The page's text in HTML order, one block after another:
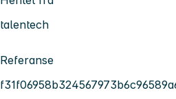
talentech
Referanse